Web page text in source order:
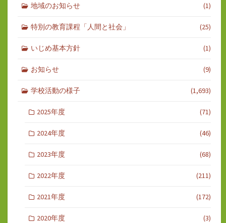
地域のお知らせ (1)
特別の教育課程「人間と社会」 (25)
いじめ基本方針 (1)
お知らせ (9)
学校活動の様子 (1,693)
2025年度 (71)
2024年度 (46)
2023年度 (68)
2022年度 (211)
2021年度 (172)
2020年度 (3)